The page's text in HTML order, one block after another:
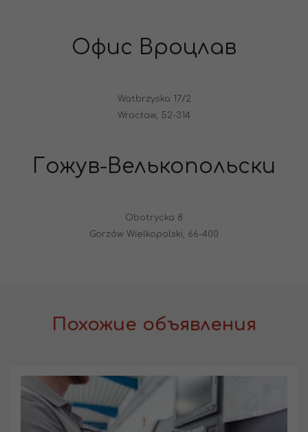
Офис Вроцлав
Watbrzyska 17/2
Wrocław, 52-314
Гожув-Велькопольски
Obotrycka 8
Gorzów Wielkopolski, 66-400
Похожие объявления